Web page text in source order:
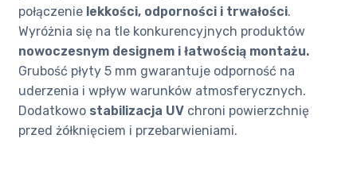
połączenielekkości, odporności i trwałości.
Wyróżnia się na tle konkurencyjnych produktów
nowoczesnym designem i łatwością montażu.
Grubość płyty 5 mm gwarantuje odporność na
uderzenia i wpływ warunków atmosferycznych.
Dodatkowo stabilizacja UVchroni powierzchnię
przed żółknięciem i przebarwieniami.